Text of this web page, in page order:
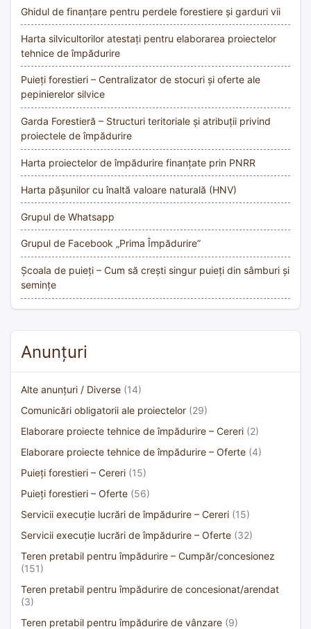
Ghidul de finanțare pentru perdele forestiere și garduri vii
Harta silvicultorilor atestați pentru elaborarea proiectelor
tehnice de împădurire
Puieți forestieri – Centralizator de stocuri și oferte ale
pepinierelor silvice
Garda Forestieră – Structuri teritoriale și atribuții privind
proiectele de împădurire
Harta proiectelor de împădurire finanțate prin PNRR
Harta pășunilor cu înaltă valoare naturală (HNV)
Grupul de Whatsapp
Grupul de Facebook „Prima Împădurire”
Școala de puieți – Cum să crești singur puieți din sâmburi și
semințe
Anunțuri
Alte anunțuri / Diverse (14)
Comunicări obligatorii ale proiectelor (29)
Elaborare proiecte tehnice de împădurire – Cereri (2)
Elaborare proiecte tehnice de împădurire – Oferte (4)
Puieți forestieri – Cereri (15)
Puieți forestieri – Oferte (56)
Servicii execuție lucrări de împădurire – Cereri (15)
Servicii execuție lucrări de împădurire – Oferte (32)
Teren pretabil pentru împădurire – Cumpăr/concesionez
(151)
Teren pretabil pentru împădurire de concesionat/arendat
(3)
Teren pretabil pentru împădurire de vânzare (9)